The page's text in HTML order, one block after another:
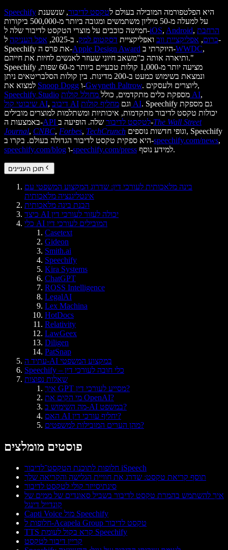
Speechify
היא הפלטפורמה המובילה בעולם לטקסט לדיבור, שנשענת
על למעלה מ-50 מיליון משתמשים ומגובה ביותר מ-500,000 ביקורות
חמישה כוכבים על מוצרי הטקסט לדיבור שלה ל-iOS, Android, הרחבת
כרום, אפליקציית ווב ואפליקציית דסקטופ למק. ב-2025, אפל העניקה ל-
Speechify את פרס ה-Apple Design Award היוקרתי ב-WWDC,
ותיארה אותה כ"משאב חיוני שעוזר לאנשים לחיות את חייהם."
Speechify מציעה יותר מ-1,000 קולות טבעיים ביותר מ-60 שפות,
ונמצאת בשימוש כמעט ב-200 מדינות. בין קולות הסלבריטאים ניתן
Snoop Dogg ו-Gwyneth Paltrow
. ליוצרים ולעסקים,
Speechify Studio
מספקת כלים מתקדמים, כולל מחולל קולות AI,
שיבוטי קול AI, דיבוב AI וגם מחליף קולות AI. Speechify גם מספקת
יכולות טקסט לדיבור מתקדמות, איכותיות ומשתלמות למוצרים מובילים
באמצעות ה-
API לטקסט לדיבורשלה. הופיעה ב-The Wall Street
Journal, CNBC, Forbes, TechCrunch
היא ספקית טקסט לדיבור הגדולה בעולם. בקרו ב-speechify.com/news,
speechify.com/blog ו-speechify.com/press למידע נוסף.
תוכן העניינים
בינה מלאכותית לעורכי דין: שדרוג המקצוע המשפטי עם
אינטליגנציה מלאכותית
הבנת בינה מלאכותית
כיצד AI יכולה לעזור לעורכי דין
כלי AI המובילים לעורכי דין
Casetext
Gideon
Smith.ai
Speechify
Kira Systems
ChatGPT
ROSS Intelligence
LegalAI
Lex Machina
HotDocs
Relativity
LawGeex
Diligen
PatSnap
עתיד ה-AI במקצוע המשפטי
Speechify – כלי חובה לעורכי דין
שאלות נפוצות
איך GPT מסייע לעורכי דין?
מי הקים את OpenAI?
מה השימוש ב-AI במשפט?
האם AI יחליף עורכי דין?
מהן הערים המובילות למשפטים?
פוסטים מומלצים
חלופות לתוכנת הטקסט־לדיבור iSpeech
תוסף קריאת טקסט: שדרג את חוויית הגלישה והקריאה שלך
סינתיסייזר קולי לטקסט לדיבור
איך להשתמש בהמרת טקסט לדיבור בשביל סאונדים של ממים של
קונדייל דינגל
Capti Voice מול Speechify
חלופות ל-Acapela Group טקסט לדיבור
TTS קרא בקול לעומת Speechify
קריין דיבור לטקסט